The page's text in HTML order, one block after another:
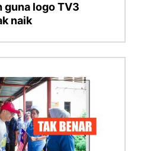
guna logo TV3
naik